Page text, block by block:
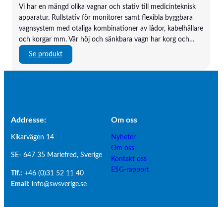
–
H
o
l
r
r
o
d
s
t
Vi har en mängd olika vagnar och stativ till medicinteknisk
apparatur. Rullstativ för monitorer samt flexibla byggbara
vagnsystem med otaliga kombinationer av lådor, kabelhållare
och korgar mm. Vår höj och sänkbara vagn har korg och…
Se produkt:
V
h
t
a
Addresse:
Kikarvägen 14
SE- 647 35 Mariefred, Sverige
Tlf.: +46 (0)31 52 11 40
Email: info@swsverige.se
Om oss
Nyheter
Om oss
Kontakt oss
ESG-rapport